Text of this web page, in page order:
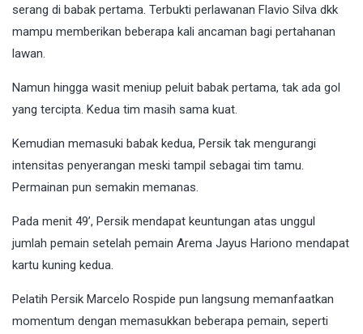
serang di babak pertama. Terbukti perlawanan Flavio Silva dkk
mampu memberikan beberapa kali ancaman bagi pertahanan
lawan.
Namun hingga wasit meniup peluit babak pertama, tak ada gol
yang tercipta. Kedua tim masih sama kuat.
Kemudian memasuki babak kedua, Persik tak mengurangi
intensitas penyerangan meski tampil sebagai tim tamu.
Permainan pun semakin memanas.
Pada menit 49’, Persik mendapat keuntungan atas unggul
jumlah pemain setelah pemain Arema Jayus Hariono mendapat
kartu kuning kedua.
Pelatih Persik Marcelo Rospide pun langsung memanfaatkan
momentum dengan memasukkan beberapa pemain, seperti